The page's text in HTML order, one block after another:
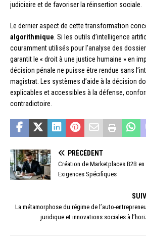
judiciaire et de favoriser la réinsertion sociale.
Le dernier aspect de cette transformation
algorithmique. Si les outils d’intelligence
couramment utilisés pour l’analyse des
garantit le « droit à une justice humaine » en
décision pénale ne puisse être rendue sans
magistrat. Les systèmes d’aide à la décision
explicables et accessibles à la défense,
contradictoire.
PRÉCÉDENT
Création de Marketplaces B2B
Exigences Spécifiques
La métamorphose du régime de l’auto-
juridique et innovations sociales à